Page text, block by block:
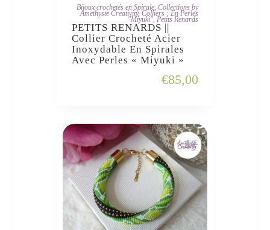
JE L'ADOPTE
Bijoux crochetés en Spirale, Collections by
Amethyste Creativity, Colliers : En Perles
"Miyuki", Petits Renards
PETITS RENARDS ||
Collier Crocheté Acier
Inoxydable En Spirales
Avec Perles « Miyuki »
€85,00